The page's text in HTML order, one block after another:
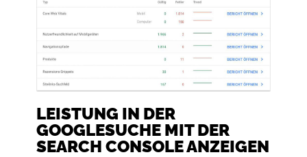
LEISTUNG IN DER
GOOGLESUCHE MIT DER
SEARCH CONSOLE ANZEIGEN